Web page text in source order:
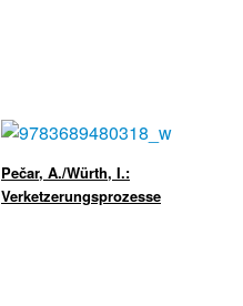
Pečar, A./Würth, I.:
Verketzerungsprozesse